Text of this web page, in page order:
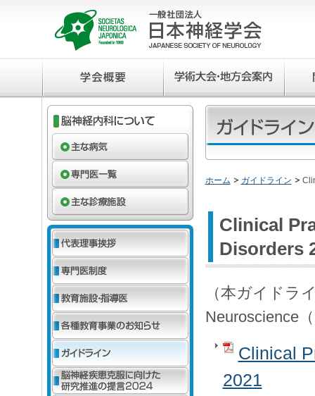
ホーム ガイドライン
Clinical
Disorders
（本ガイドラ
Neuroscience
Clinical
2021